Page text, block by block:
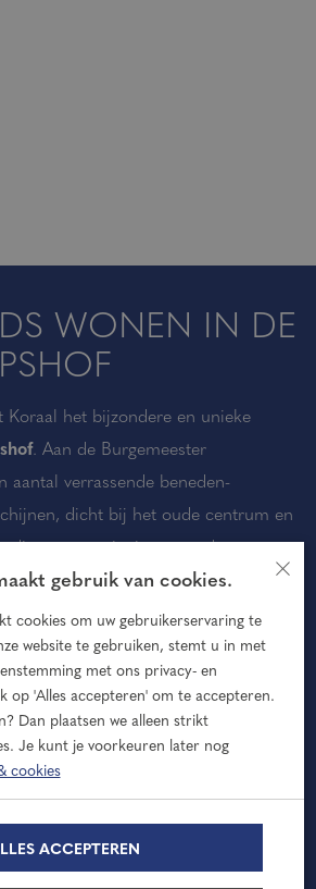
WONEN IN DE
Koraal het bijzondere en unieke
. Aan de Burgemeester
aantal verrassende beneden-
dicht bij het oude centrum en
diverse voorzieningen en de
MALCORPSHOF
zijn beschikbaar! Nu
is verkocht, kan de bouw
×
gebruik van cookies.
cookies om uw gebruikerservaring te
website te gebruiken, stemt u in met
met ons privacy- en
op 'Alles accepteren' om te accepteren.
Dan plaatsen we alleen strikt
Je kunt je voorkeuren later nog
cookies
ACCEPTEREN